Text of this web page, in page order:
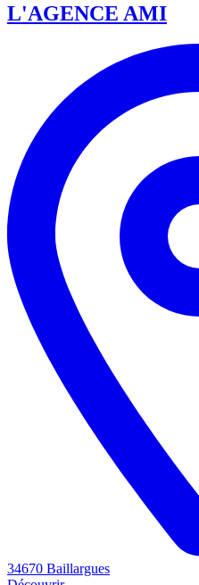
L'AGENCE AMI
34670 Baillargues